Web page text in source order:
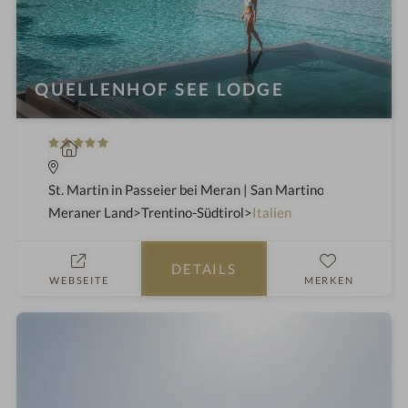
QUELLENHOF SEE LODGE
5
S
t
e
W
e
l
l
h
St. Martin in Passeier bei Meran | San Martino in Passiria a
Meraner Land Trentino-Südtirol Italien
WEBSEITE
DETAILS
MERKEN